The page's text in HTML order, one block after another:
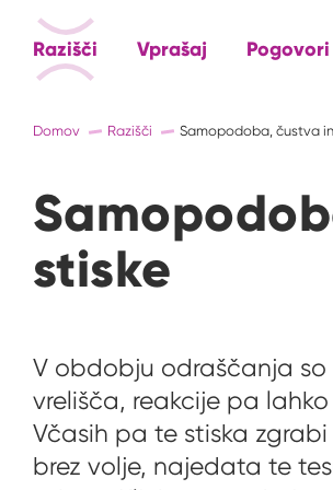
Razišči Vprašaj Pogovori
Domov Razišči Samopodoba, čustva
stiske
V obdobju odraščanja
vrelišča, reakcije pa
Včasih pa te stiska
brez volje, najedata te